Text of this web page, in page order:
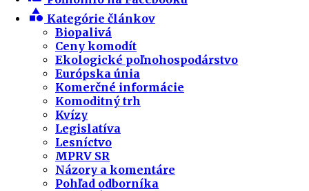
category Kategórie článkov
Biopalivá
Ceny komodít
Ekologické poľnohospodárstvo
Európska únia
Komerčné informácie
Komoditný trh
Kvízy
Legislatíva
Lesníctvo
MPRV SR
Názory a komentáre
Pohľad odborníka